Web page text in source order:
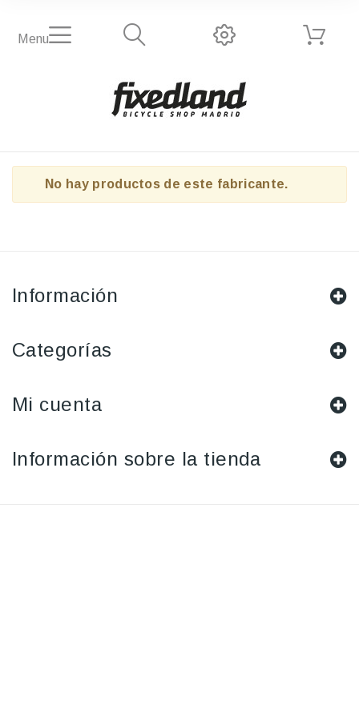
Menu
No hay productos de este fabricante.
Información
Categorías
Mi cuenta
Información sobre la tienda